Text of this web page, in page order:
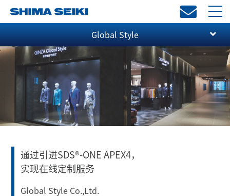
Global Style
通过引进SDS®-ONE APEX4，
实现在线定制服务
Global Style Co.,Ltd.